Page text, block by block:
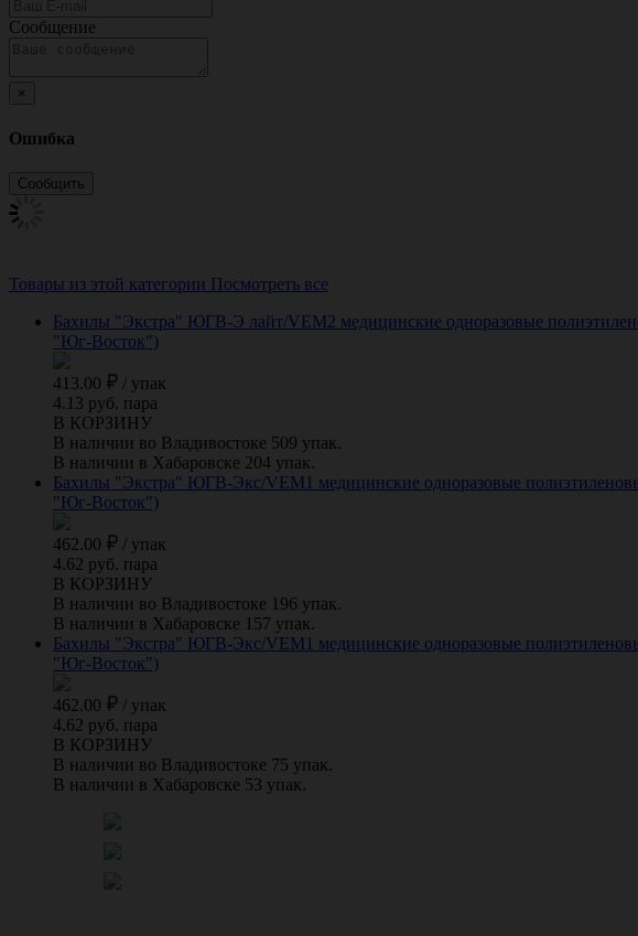
Сообщение
×
Ошибка
Товары из этой категории Посмотреть все
Бахилы "Экстра" ЮГВ-Э лайт/VEM2 медицинские одноразовые
"Юг-Восток")
413.00 / упак
4.13 руб. пара
В КОРЗИНУ
В наличии во Владивостоке 509 упак.
В наличии в Хабаровске 204 упак.
Бахилы "Экстра" ЮГВ-Экс/VEM1 медицинские одноразовые
"Юг-Восток")
462.00 / упак
4.62 руб. пара
В КОРЗИНУ
В наличии во Владивостоке 196 упак.
В наличии в Хабаровске 157 упак.
Бахилы "Экстра" ЮГВ-Экс/VEM1 медицинские одноразовые
"Юг-Восток")
462.00 / упак
4.62 руб. пара
В КОРЗИНУ
В наличии во Владивостоке 75 упак.
В наличии в Хабаровске 53 упак.